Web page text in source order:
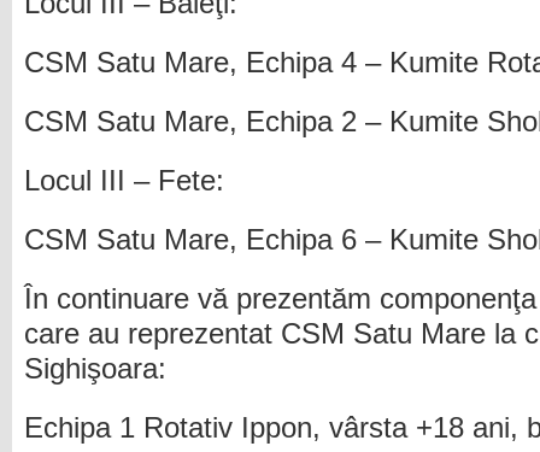
CSM Satu Mare, Echipa 4 – Kumite
CSM Satu Mare, Echipa 2 – Kumite
Locul III – Fete:
CSM Satu Mare, Echipa 6 – Kumite
În continuare vă prezentăm
care au reprezentat CSM Satu Mare la
Sighişoara:
Echipa 1 Rotativ Ippon, vârsta +18 ani,